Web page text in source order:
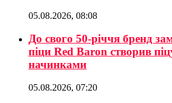
05.08.2026, 08:08
До свого 50-річчя бренд
піци Red Baron створив
начинками
05.08.2026, 07:20